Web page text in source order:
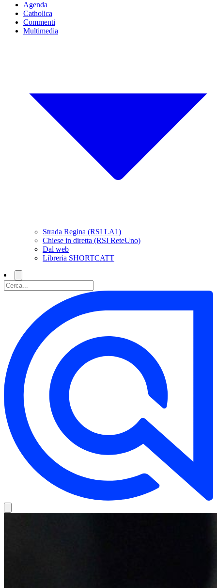
Agenda
Catholica
Commenti
Multimedia
Strada Regina (RSI LA1)
Chiese in diretta (RSI ReteUno)
Dal web
Libreria SHORTCATT